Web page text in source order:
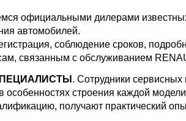
официальными дилерами
автомобилей.
соблюдение сроков,
связанным с обслуживанием
. Сотрудники
особенностях строения каждой
получают практический